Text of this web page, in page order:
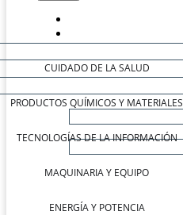
CUIDADO DE LA SALUD
PRODUCTOS QUÍMICOS Y MATERIALES
TECNOLOGÍAS DE LA INFORMACIÓN
MAQUINARIA Y EQUIPO
ENERGÍA Y POTENCIA